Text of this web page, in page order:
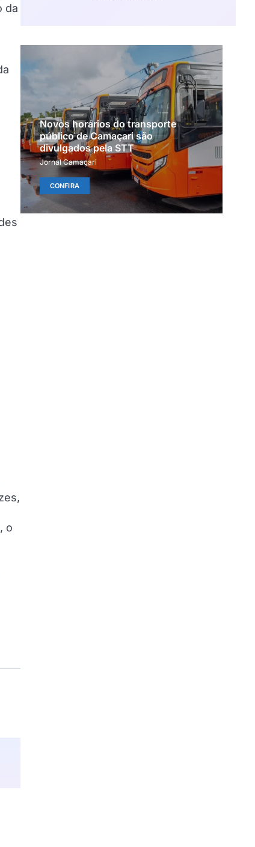
da
o
Novos horários do transporte
público de Camaçari são
divulgados pela STT
Jornal Camaçari
CONFIRA